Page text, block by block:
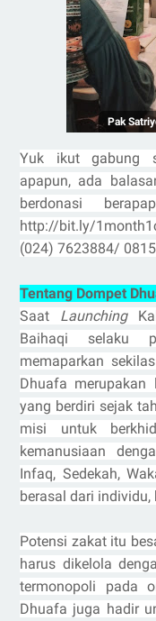
Pak
Yuk ikut gabung
apapun, ada
berdonasi
http://bit.ly/
(024) 7623884/
Tentang Dompet
Saat Launching
Baihaqi selaku
memaparkan
Dhuafa
yang berdiri sejak
misi untuk
kemanusiaan
Infaq, Sedekah,
berasal dari
Potensi zakat itu
harus dikelola
termonopoli pada
Dhuafa juga hadir